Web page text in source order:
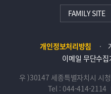
FAMILY SITE
개인정보처리방침
이메일 무단수집
우 )30147 세종특별자치시 시
Tel : 044-414-2114